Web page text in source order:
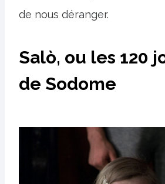
de nous déranger.
Salò, ou les 120
de Sodome